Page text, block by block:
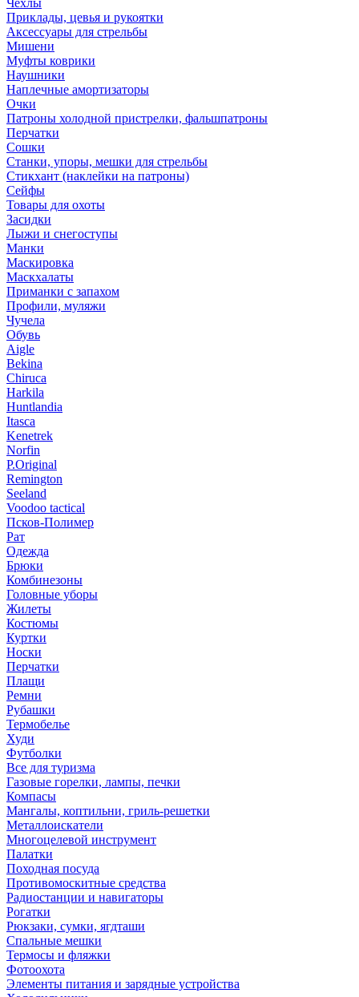
Чехлы
Приклады, цевья и рукоятки
Аксессуары для стрельбы
Мишени
Муфты коврики
Наушники
Наплечные амортизаторы
Очки
Патроны холодной пристрелки, фальшпатроны
Перчатки
Сошки
Станки, упоры, мешки для стрельбы
Стикхант (наклейки на патроны)
Сейфы
Товары для охоты
Засидки
Лыжи и снегоступы
Манки
Маскировка
Маскхалаты
Приманки с запахом
Профили, муляжи
Чучела
Обувь
Aigle
Bekina
Chiruсa
Harkila
Huntlandia
Itasca
Kenetrek
Norfin
P.Original
Remington
Seeland
Voodoo tactical
Псков-Полимер
Рат
Одежда
Брюки
Комбинезоны
Головные уборы
Жилеты
Костюмы
Куртки
Носки
Перчатки
Плащи
Ремни
Рубашки
Термобелье
Худи
Футболки
Все для туризма
Газовые горелки, лампы, печки
Компасы
Мангалы, коптильни, гриль-решетки
Металлоискатели
Многоцелевой инструмент
Палатки
Походная посуда
Противомоскитные средства
Радиостанции и навигаторы
Рогатки
Рюкзаки, сумки, ягдташи
Спальные мешки
Термосы и фляжки
Фотоохота
Элементы питания и зарядные устройства